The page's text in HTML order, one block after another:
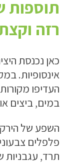
תוספות
רזה
כאן נכנסת
אינסופיות.
העדיפו
במים, ביצים
השפע של
פלפלים
תרד, עגבניות